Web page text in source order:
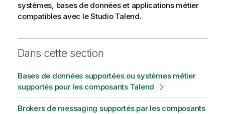
systèmes, bases de données et applications métier
compatibles avec leStudio Talend.
Dans cette section
Bases de données supportées ou systèmes métier
supportés pour les composants Talend
Brokers de messaging supportés par les composants